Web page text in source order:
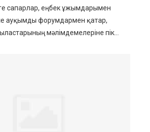
сапарлар, еңбек ұжымдарымен
ауқымды форумдармен қатар,
мәлімдемелеріне пік...